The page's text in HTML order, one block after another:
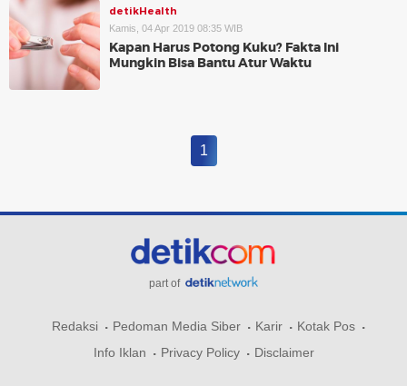
detikHealth
Kamis, 04 Apr 2019 08:35 WIB
Kapan Harus Potong Kuku? Fakta Ini
Mungkin Bisa Bantu Atur Waktu
1
part of
Redaksi Pedoman Media Siber Karir
Kotak Pos
Info Iklan
Privacy Policy Disclaimer